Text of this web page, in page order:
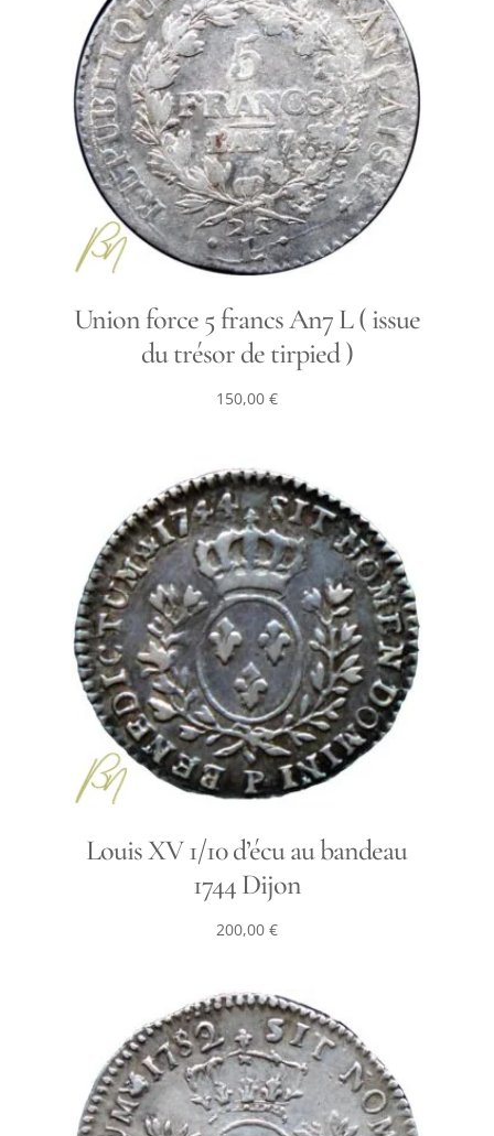
Union force 5 francs An7 L ( issue
du trésor de tirpied )
150,00 €
Louis XV 1/10 d’écu au bandeau
1744 Dijon
200,00 €